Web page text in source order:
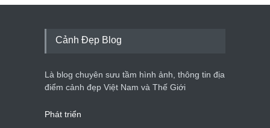
Cảnh Đẹp Blog
Là blog chuyên sưu tầm hình ảnh, thông tin địa
điểm cảnh đẹp Việt Nam và Thế Giới
Phát triển